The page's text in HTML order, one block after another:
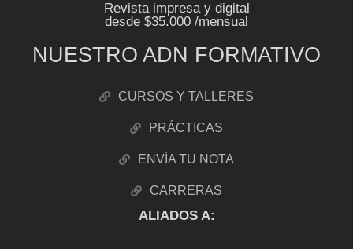
Revista impresa y digital
desde $35.000 /mensual
NUESTRO ADN FORMATIVO
CURSOS Y TALLERES
PRÁCTICAS
ENVÍA TU NOTA
CARRERAS
ALIADOS A: